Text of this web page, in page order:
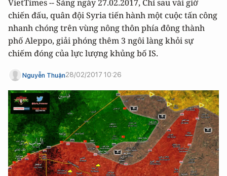
VietTimes -- Sáng ngày 27.02.2017, Chỉ sau vài giờ
chiến đấu, quân đội Syria tiến hành một cuộc tấn công
nhanh chóng trên vùng nông thôn phía đông thành
phố Aleppo, giải phóng thêm 3 ngôi làng khỏi sự
chiếm đóng của lực lượng khủng bố IS.
Nguyễn Thuận28/02/2017 10:26